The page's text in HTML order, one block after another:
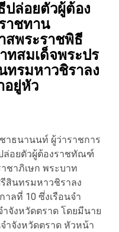
ปล่อยตัวผู้ต้อง
าชทาน
สพระราชพิธี
ทสมเด็จพระปร
ทรมหาวชิราลง
อยู่หัว
าธนานนท์ ผู้ว่าราชการ
ล่อยตัวผู้ต้องราชทัณฑ์
ชาภิเษก พระบาท
สินทรมหาวชิราลง
าลที่ 10 ซึ่งเรือนจำ
จังหวัดตราด โดยมีนาย
ำจังหวัดตราด หัวหน้า